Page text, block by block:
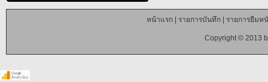
หน้าแรก| รายการบันทึก| รายการยืมห
Copyright © 2013